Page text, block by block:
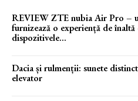
REVIEW ZTE nubia Air Pro –
furnizează o experiență de
dispozitivele...
Dacia și rulmenții: sunete
elevator